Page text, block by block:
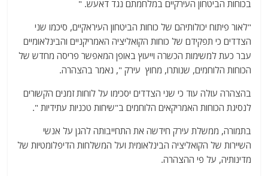
בכוחות הביטחון העירקיים במלחמתם נגד דאעש. "
"לאור פיתוח יכולותיהם של כוחות הביטחון העיראקיים, סיכמו שני
הצדדים כי תפקידם של כוחות הקואליציה האמריקניים והבינלאומיים
עבר כעת למשימות הכשרה וייעוץ באופן המאפשר פריסה מחדש של
הכוחות הלוחמים, שנותרו, מחוץ עירק ", נאמר בהצהרה.
בהצהרה עולה עוד כי שני הצדדים יסכימו על לוחות זמנים הקשורים
לנסיגת הכוחות האמריקאים הלוחמים ב"שיחות טכניות עתידיות ".
בתמורה, ממשלת עירק חידשה את התחייבותה להגן על אנשי
השיירות של הקואליציה הבינלאומית ועל המשלחות הדיפלומטיות של
מדינותיה, על פי ההצהרה.